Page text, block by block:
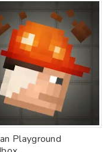
Playground